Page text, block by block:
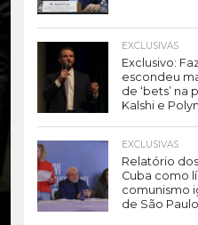
EXCLUSIVAS
Exclusivo:
escondeu
de ‘bets’ na
Kalshi e
EXCLUSIVAS
Relatório
Cuba como
comunismo
de São Paulo